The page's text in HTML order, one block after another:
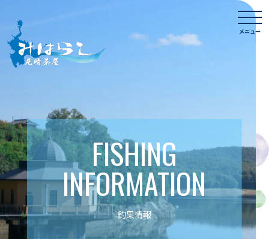
content
メニュー
FISHING
INFORMATION
釣果情報